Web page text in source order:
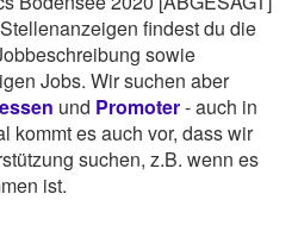
findest du die
sowie
Jobs. Wir suchen aber
und Promoter- auch in
kommt es auch vor, dass wir
suchen, z.B. wenn es
ist.